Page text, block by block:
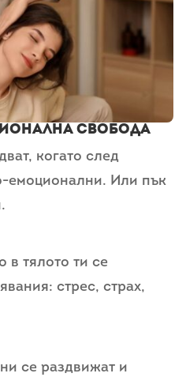
свобода
когато след
емоционални. Или пък
в тялото ти се
стрес, страх,
се раздвижат и